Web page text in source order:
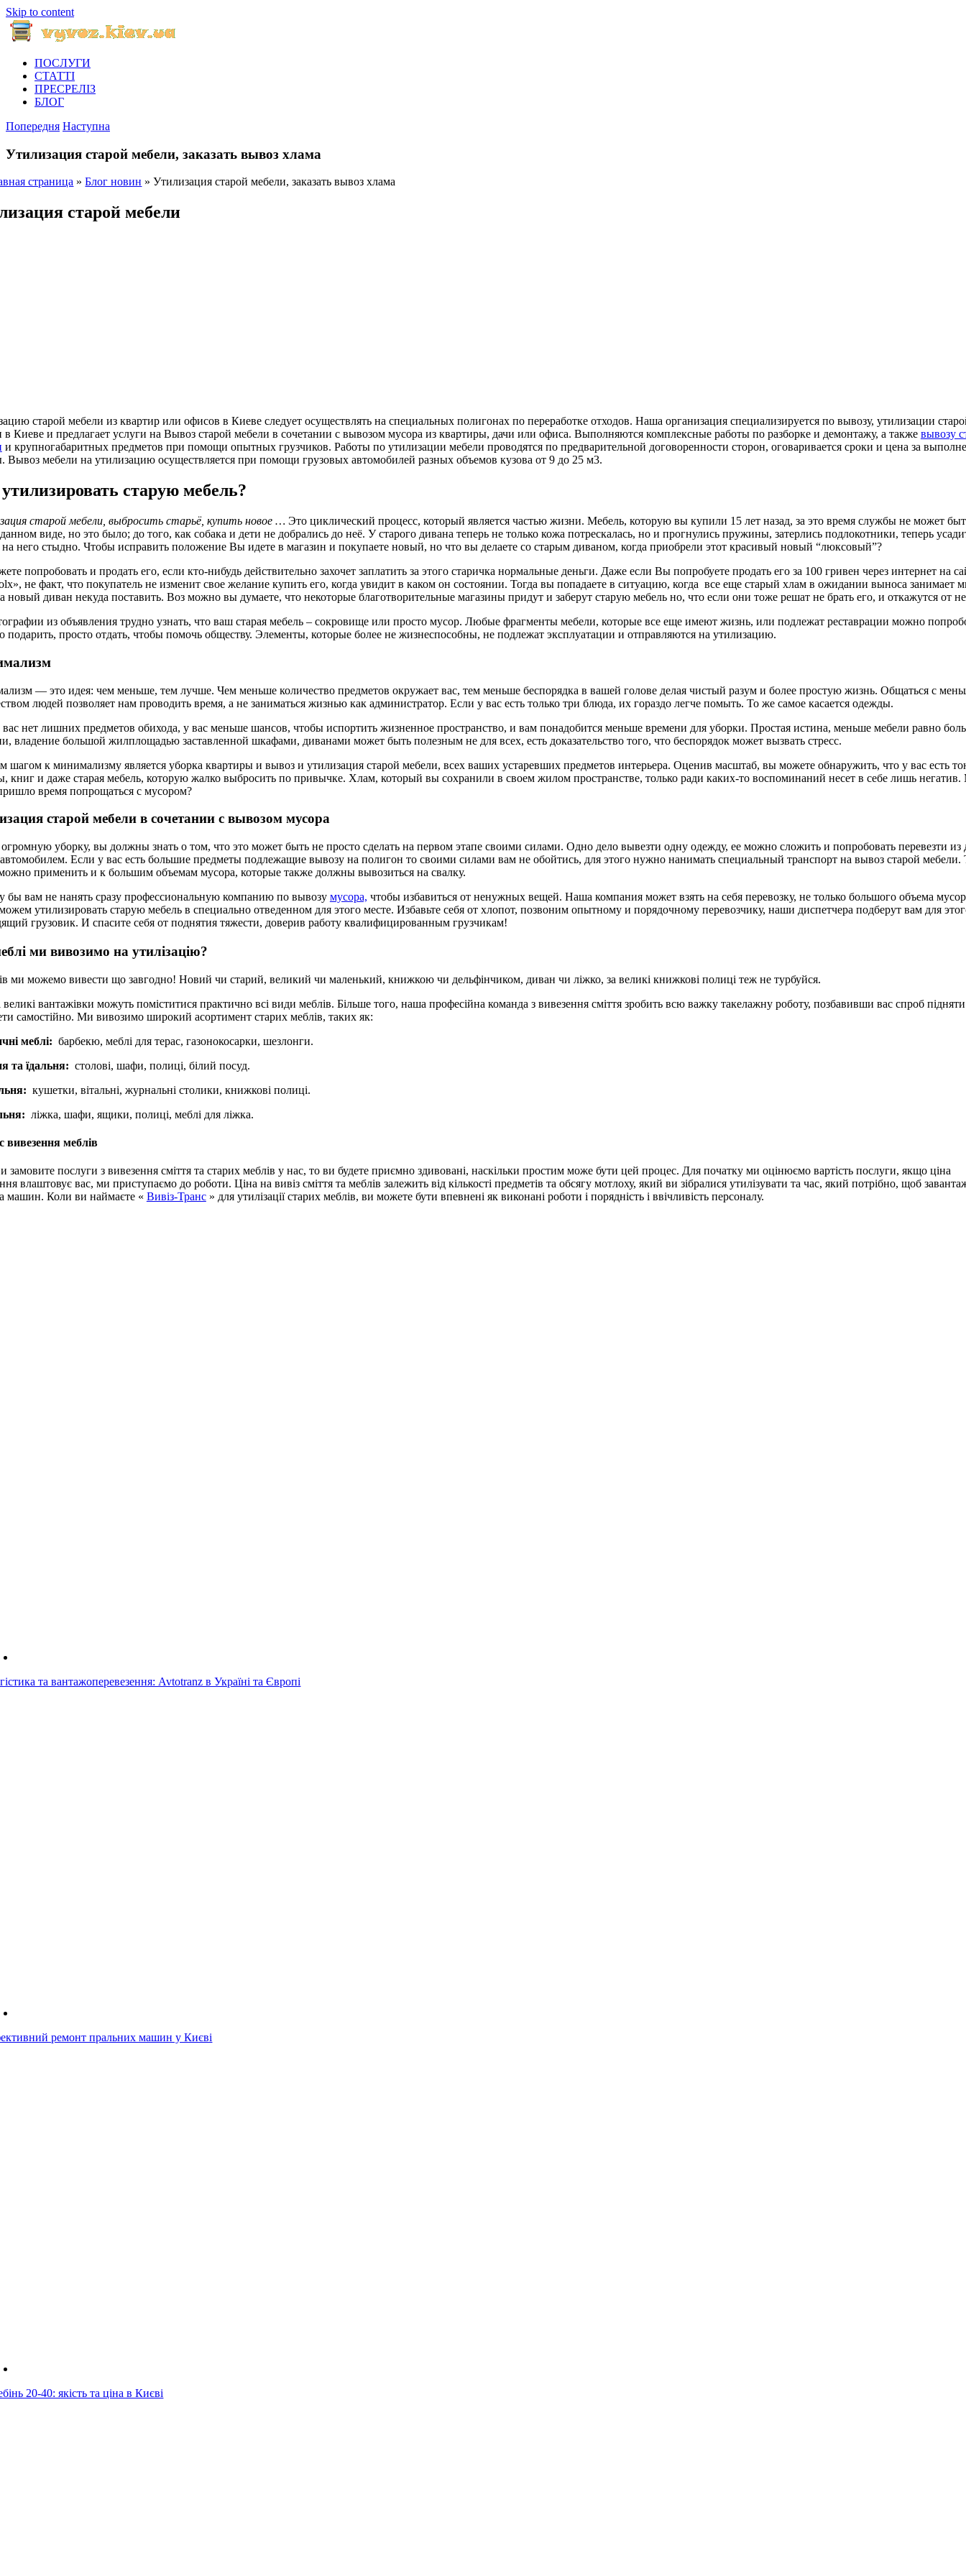
Skip to content
ПОСЛУГИ
СТАТТІ
ПРЕСРЕЛІЗ
БЛОГ
Попередня Наступна
Утилизация старой мебели, заказать вывоз хлама
страница »Блог новин »Утилизация старой мебели, заказать вывоз хлама
старой мебели
старой мебели из квартир или офисов в Киеве следует осуществлять на специальных полигонах по переработке отходов. Наша организация специализируется по вывозу, утилизации
в Киеве и предлагает услуги на Вывоз старой мебели в сочетании с вывозом мусора из квартиры, дачи или офиса. Выполняются комплексные работы по разборке и демонтажу, а также вывозу
и крупногабаритных предметов при помощи опытных грузчиков. Работы по утилизации мебели проводятся по предварительной договоренности сторон, оговаривается сроки и цена за
Вывоз мебели на утилизацию осуществляется при помощи грузовых автомобилей разных объемов кузова от 9 до 25 м3.
старую мебель?
старой мебели, выбросить старьё, купить новое … Это циклический процесс, который является частью жизни. Мебель, которую вы купили 15 лет назад, за это время службы не может
виде, но это было; до того, как собака и дети не добрались до неё. У старого дивана теперь не только кожа потрескалась, но и прогнулись пружины, затерлись подлокотники, теперь
на него стыдно. Чтобы исправить положение Вы идете в магазин и покупаете новый, но что вы делаете со старым диваном, когда приобрели этот красивый новый “люксовый”?
попробовать и продать его, если кто-нибудь действительно захочет заплатить за этого старичка нормальные деньги. Даже если Вы попробуете продать его за 100 гривен через интернет на
не факт, что покупатель не изменит свое желание купить его, когда увидит в каком он состоянии. Тогда вы попадаете в ситуацию, когда все еще старый хлам в ожидании выноса занимает
новый диван некуда поставить. Воз можно вы думаете, что некоторые благотворительные магазины придут и заберут старую мебель но, что если они тоже решат не брать его, и откажутся от
из объявления трудно узнать, что ваш старая мебель – сокровище или просто мусор. Любые фрагменты мебели, которые все еще имеют жизнь, или подлежат реставрации можно
подарить, просто отдать, чтобы помочь обществу. Элементы, которые более не жизнеспособны, не подлежат эксплуатации и отправляются на утилизацию.
— это идея: чем меньше, тем лучше. Чем меньше количество предметов окружает вас, тем меньше беспорядка в вашей голове делая чистый разум и более простую жизнь. Общаться с
людей позволяет нам проводить время, а не заниматься жизнью как администратор. Если у вас есть только три блюда, их гораздо легче помыть. То же самое касается одежды.
нет лишних предметов обихода, у вас меньше шансов, чтобы испортить жизненное пространство, и вам понадобится меньше времени для уборки. Простая истина, меньше мебели равно
владение большой жилплощадью заставленной шкафами, диванами может быть полезным не для всех, есть доказательство того, что беспорядок может вызвать стресс.
шагом к минимализму является уборка квартиры и вывоз и утилизация старой мебели, всех ваших устаревших предметов интерьера. Оценив масштаб, вы можете обнаружить, что у вас есть
книг и даже старая мебель, которую жалко выбросить по привычке. Хлам, который вы сохранили в своем жилом пространстве, только ради каких-то воспоминаний несет в себе лишь
время попрощаться с мусором?
старой мебели в сочетании с вывозом мусора
огромную уборку, вы должны знать о том, что это может быть не просто сделать на первом этапе своими силами. Одно дело вывезти одну одежду, ее можно сложить и попробовать перевезти из
Если у вас есть большие предметы подлежащие вывозу на полигон то своими силами вам не обойтись, для этого нужно нанимать специальный транспорт на вывоз старой мебели.
применить и к большим объемам мусора, которые также должны вывозиться на свалку.
бы вам не нанять сразу профессиональную компанию по вывозу мусора, чтобы избавиться от ненужных вещей. Наша компания может взять на себя перевозку, не только большого объема
утилизировать старую мебель в специально отведенном для этого месте. Избавьте себя от хлопот, позвоним опытному и порядочному перевозчику, наши диспетчера подберут вам для
грузовик. И спасите себя от поднятия тяжести, доверив работу квалифицированным грузчикам!
ми вивозимо на утилізацію?
ми можемо вивести що завгодно! Новий чи старий, великий чи маленький, книжкою чи дельфінчиком, диван чи ліжко, за великі книжкові полиці теж не турбуйся.
вантажівки можуть поміститися практично всі види меблів. Більше того, наша професійна команда з вивезення сміття зробить всю важку такелажну роботу, позбавивши вас спроб
самостійно. Ми вивозимо широкий асортимент старих меблів, таких як:
меблі: барбекю, меблі для терас, газонокосарки, шезлонги.
та їдальня: столові, шафи, полиці, білий посуд.
кушетки, вітальні, журнальні столики, книжкові полиці.
ліжка, шафи, ящики, полиці, меблі для ліжка.
вивезення меблів
замовите послуги з вивезення сміття та старих меблів у нас, то ви будете приємно здивовані, наскільки простим може бути цей процес. Для початку ми оцінюємо вартість послуги, якщо ціна
влаштовує вас, ми приступаємо до роботи. Ціна на вивіз сміття та меблів залежить від кількості предметів та обсягу мотлоху, який ви зібралися утилізувати та час, який потрібно, щоб
машин. Коли ви наймаєте « Вивіз-Транс» для утилізації старих меблів, ви можете бути впевнені як виконані роботи і порядність і ввічливість персоналу.
та вантажоперевезення: Avtotranz в Україні та Європі
ремонт пральних машин у Києві
20-40: якість та ціна в Києві